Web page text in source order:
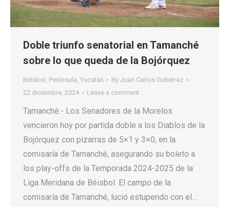
Doble triunfo senatorial en Tamanché
sobre lo que queda de la Bojórquez
Béisbol , Península, Yucatán By Juan Carlos Gutierrez
22 diciembre, 2024
Leave a comment
Tamanché.- Los Senadores de la Morelos
vencieron hoy por partida doble a los Diablos de la
Bojórquez con pizarras de 5×1 y 3×0, en la
comisaría de Tamanché, asegurando su boleto a
los play-offs de la Temporada 2024-2025 de la
Liga Meridana de Béisbol. El campo de la
comisaría de Tamanché, lució estupendo con el…